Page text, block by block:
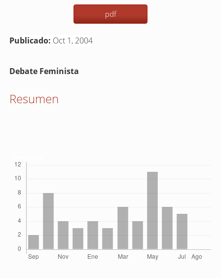
pdf
Publicado: Oct 1, 2004
Contenido
del
Debate Feminista
Resumen